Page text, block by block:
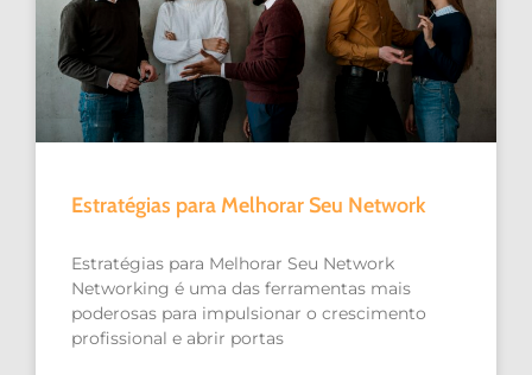
Estratégias para Melhorar Seu Network
Estratégias para Melhorar Seu Network
Networking é uma das ferramentas mais
poderosas para impulsionar o crescimento
profissional e abrir portas